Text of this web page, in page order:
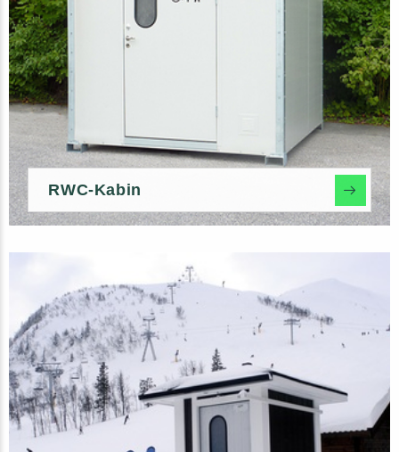
RWC-Kabin